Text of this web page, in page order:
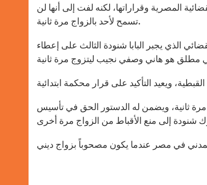
المصرية وقراراتها، لكنه لفت إلى أنها لن
تسمح لأحد بالزواج مرة ثانية.
القضائي الذي يجبر البابا شنودة الثالث على إعطاء
ثانية، ويضمن له الدستور الحق في تأسيس